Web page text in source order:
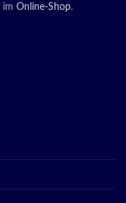
im Online-Shop.